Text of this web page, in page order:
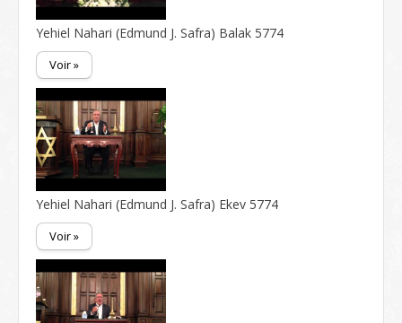
Yehiel Nahari (Edmund J. Safra) Balak 5774
Voir »
Yehiel Nahari (Edmund J. Safra) Ekev 5774
Voir »